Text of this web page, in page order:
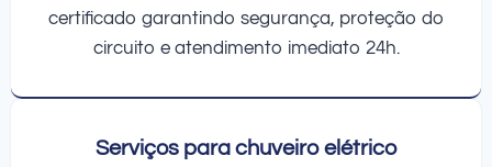
certificado garantindo segurança, proteção do
circuito e atendimento imediato 24h.
Serviços para chuveiro elétrico